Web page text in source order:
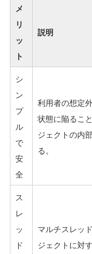
メ
リ
ッ
ト
説明
シ
ン
プ
ル
で
安
全
利用者の想定
状態に陥るこ
ジェクトの内
る。
ス
レ
ッ
ド
マルチスレッ
ジェクトに対